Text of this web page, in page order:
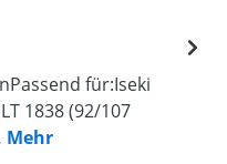
für:Iseki
1838 (92/107
Mehr